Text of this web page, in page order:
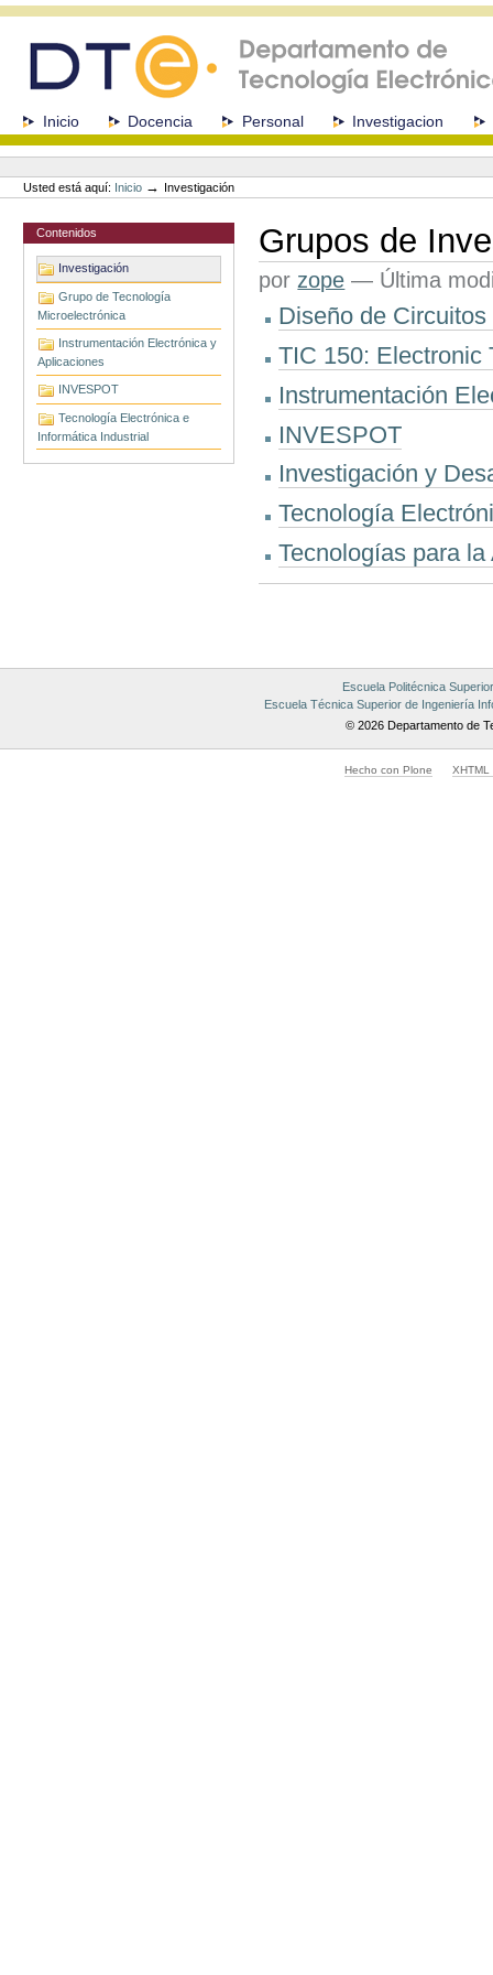
navegación
SeccionesInicio Docencia Personal Investigacion
Herramientas
Personales
Usted está aquí: Inicio → Investigación
Contenidos
Investigación
Grupo de Tecnología
Microelectrónica
Instrumentación Electrónica y
Aplicaciones
INVESPOT
Tecnología Electrónica e
Informática Industrial
Grupos de
por zope — Última
Diseño de
TIC 150: Electronic
Instrumentación
INVESPOT
Investigación y
Tecnología
Tecnologías para
Escuela Politécnica Superior
Escuela Técnica Superior de Ingeniería
© 2026 Departamento de
Hecho con Plone XHTML